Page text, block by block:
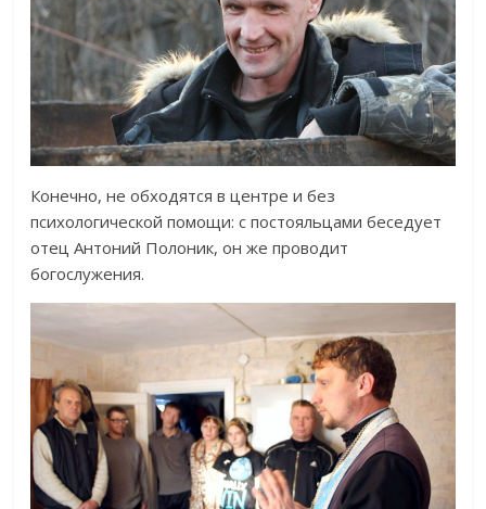
Конечно, не обходятся в центре и без
психологической помощи: с постояльцами беседует
отец Антоний Полоник, он же проводит
богослужения.